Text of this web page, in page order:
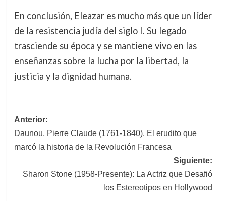
En conclusión, Eleazar es mucho más que un líder
de la resistencia judía del siglo I. Su legado
trasciende su época y se mantiene vivo en las
enseñanzas sobre la lucha por la libertad, la
justicia y la dignidad humana.
Navegación
de
Anterior:
Daunou, Pierre Claude (1761-1840). El erudito que
marcó la historia de la Revolución Francesa
Siguiente:
Sharon Stone (1958-Presente): La Actriz que Desafió
los Estereotipos en Hollywood